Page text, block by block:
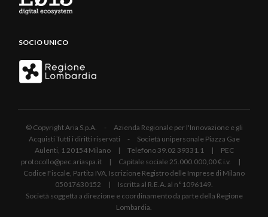
SOCIO UNICO
© Copyright Aria S.p.A. - Azienda Regionale per l'Innovazione e gli
Acquisti Tutti i diritti riservati - Società unipersonale Piazza Gae
Aulenti, 1 20154 Milano | Telefono 39.02 39331.1 | PEC
protocollo@pec.ariaspa.it | Capitale sociale 25.000.000,00 € i.v. |
Codice Fiscale, Partita IVA, Iscrizione Registro delle Imprese di Milano
05017630152 | Iscritta al R.E.A. al n°1096149.
Società soggetta a direzione e coordinamento da parte della Regione
Lombardia.